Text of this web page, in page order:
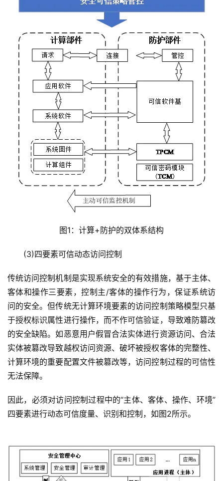
图1：计算+防护的双体系结构
(3)四要素可信动态访问控制
传统访问控制机制是实现系统安全的有效措施，基于主体、
客体和操作三要素，控制主/客体的操作行为，保证系统访
问的安全。但传统无计算环境要素的访问控制策略模型只基
于授权标识属性进行操作，而不作可信验证，导致难防篡改
的安全缺陷。如恶意用户假冒合法实体进行资源访问、合法
实体被篡改导致越权访问资源、破坏被授权客体的完整性、
计算环境的重要配置文件被篡改等，访问控制过程的可信性
无法保障。
因此，必须对访问控制过程中的“主体、客体、操作、环境”
四要素进行动态可信度量、识别和控制，如图2所示。